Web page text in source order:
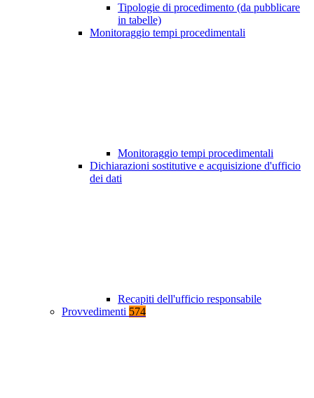
Tipologie di procedimento (da pubblicare
in tabelle)
Monitoraggio tempi procedimentali
Monitoraggio tempi procedimentali
Dichiarazioni sostitutive e acquisizione d'ufficio
dei dati
Recapiti dell'ufficio responsabile
Provvedimenti 574